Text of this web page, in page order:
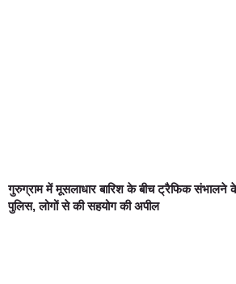
गुरुग्राम में मूसलाधार बारिश के बीच ट्रैफिक संभालने
पुलिस, लोगों से की सहयोग की अपील